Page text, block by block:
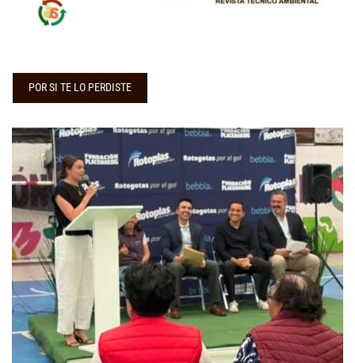
POR SI TE LO PERDISTE